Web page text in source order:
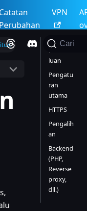
Catatan
Perubahan
VPN
Cari
Pendahu
luan
Pengatu
ran
utama
HTTPS
Pengalih
an
Backend
(PHP,
Reverse
proxy,
dll.)